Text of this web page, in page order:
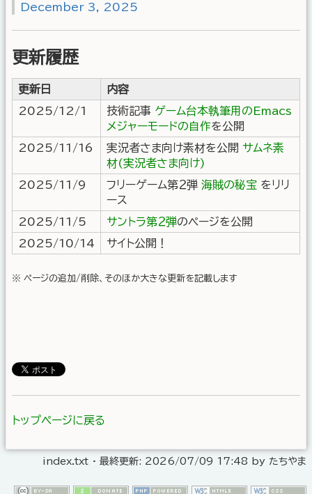
December 3, 2025
更新履歴
更新日
内容
2025/12/1
技術記事 ゲーム台本執筆用のEmacs
メジャーモードの自作を公開
2025/11/16
実況者さま向け素材を公開 サムネ素
材(実況者さま向け)
2025/11/9
フリーゲーム第２弾 海賊の秘宝 をリリ
ース
2025/11/5
サントラ第２弾のページを公開
2025/10/14
サイト公開！
※ ページの追加/削除、そのほか大きな更新を記載します
トップページに戻る
index.txt · 最終更新: 2026/07/09 17:48 by たちやま